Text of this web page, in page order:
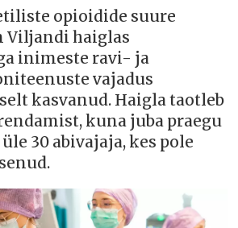
opioidide suure
Viljandi haiglas
inimeste ravi- ja
vajadus
kasvanud. Haigla taotleb
kuna juba praegu
30 abivajaja, kes pole